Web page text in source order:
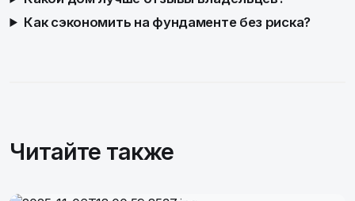
Как сэкономить на фундаменте без риска?
Читайте также